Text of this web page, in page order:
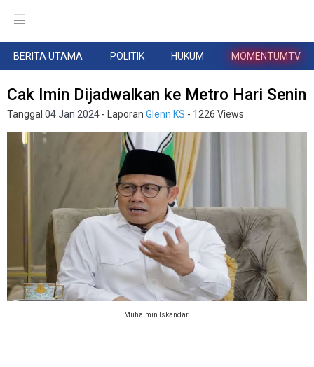
BERITA UTAMA POLITIK HUKUM MOMENTUMTV
Cak Imin Dijadwalkan ke Metro Hari Senin
Tanggal 04 Jan 2024 - Laporan Glenn KS - 1226 Views
Muhaimin Iskandar.